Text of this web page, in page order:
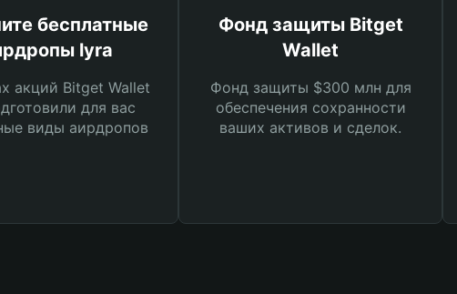
бесплатные
lyra
акций Bitget Wallet
для вас
виды аирдропов
Фонд защиты Bitget
Wallet
Фонд защиты $300 млн для
обеспечения сохранности
ваших активов и сделок.